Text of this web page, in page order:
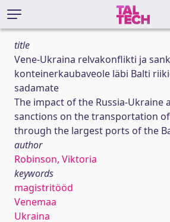
title
Vene-Ukraina relvakonflikti ja
konteinerkaubaveole läbi Balti
sadamate
The impact of the Russia-Ukraine
sanctions on the transportation
through the largest ports of the
author
Robinson, Viktoria
keywords
magistritööd
Venemaa
Ukraina